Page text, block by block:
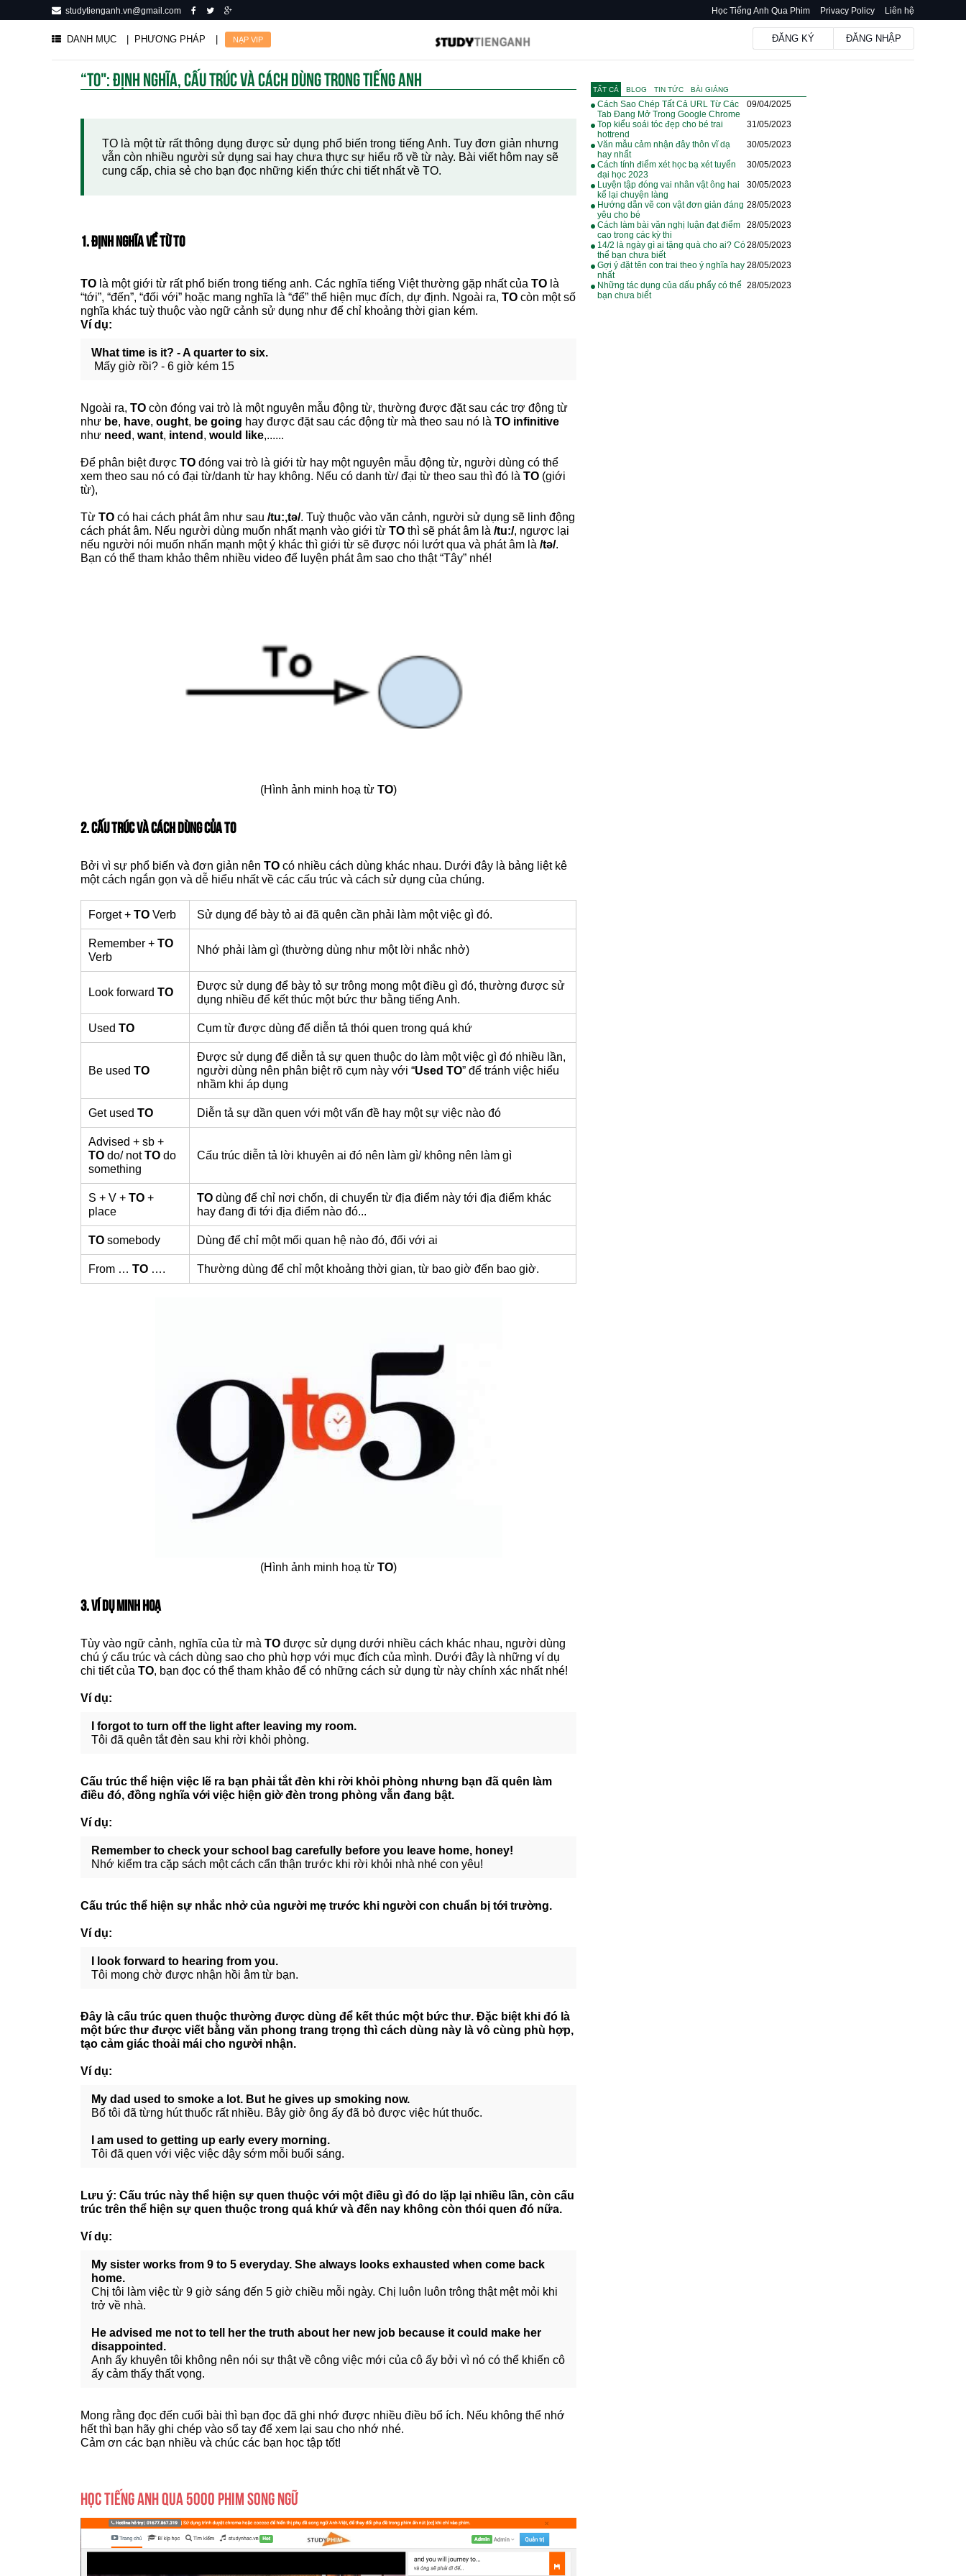
studytienganh.vn@gmail.com Học Tiếng Anh Qua Phim Privacy Policy Liên hệ
DANH MỤC | PHƯƠNG PHÁP NẠP VIP ĐĂNG KÝ ĐĂNG NHẬP
“TO": ĐỊNH NGHĨA, CẤU TRÚC VÀ CÁCH DÙNG TRONG TIẾNG ANH
TO là một từ rất thông dụng được sử dụng phổ biến trong tiếng Anh. Tuy đơn giản nhưng
vẫn còn nhiều người sử dụng sai hay chưa thực sự hiểu rõ về từ này. Bài viết hôm nay sẽ
cung cấp, chia sẻ cho bạn đọc những kiến thức chi tiết nhất về TO.
1. ĐỊNH NGHĨA VỀ TỪ TO
TO là một giới từ rất phổ biến trong tiếng anh. Các nghĩa tiếng Việt thường gặp nhất của TO là
“tới”, “đến”, “đối với” hoặc mang nghĩa là “để” thể hiện mục đích, dự định. Ngoài ra, TO còn một số
nghĩa khác tuỳ thuộc vào ngữ cảnh sử dụng như để chỉ khoảng thời gian kém.
Ví dụ:
What time is it? - A quarter to six.
Mấy giờ rồi? - 6 giờ kém 15
Ngoài ra, TO còn đóng vai trò là một nguyên mẫu động từ, thường được đặt sau các trợ động từ
như be, have, ought, be going hay được đặt sau các động từ mà theo sau nó là TO infinitive
như need , want, intend , would like,......
Để phân biệt được TO đóng vai trò là giới từ hay một nguyên mẫu động từ, người dùng có thể
xem theo sau nó có đại từ/danh từ hay không. Nếu có danh từ/ đại từ theo sau thì đó là TO (giới
từ),
Từ TO có hai cách phát âm như sau /tu:,tə/. Tuỳ thuộc vào văn cảnh, người sử dụng sẽ linh động
cách phát âm. Nếu người dùng muốn nhất mạnh vào giới từ TO thì sẽ phát âm là /tu:/, ngược lại
nếu người nói muốn nhấn mạnh một ý khác thì giới từ sẽ được nói lướt qua và phát âm là /tə/.
Bạn có thể tham khảo thêm nhiều video để luyện phát âm sao cho thật “Tây” nhé!
(Hình ảnh minh hoạ từ TO)
2. CẤU TRÚC VÀ CÁCH DÙNG CỦA TO
Bởi vì sự phổ biến và đơn giản nên TO có nhiều cách dùng khác nhau. Dưới đây là bảng liệt kê
một cách ngắn gọn và dễ hiểu nhất về các cấu trúc và cách sử dụng của chúng.
Forget + TO Verb Sử dụng để bày tỏ ai đã quên cần phải làm một việc gì đó.
Remember + TO
Verb
Nhớ phải làm gì (thường dùng như một lời nhắc nhở)
Look forward TO
Được sử dụng để bày tỏ sự trông mong một điều gì đó, thường được sử
dụng nhiều để kết thúc một bức thư bằng tiếng Anh.
Used TO Cụm từ được dùng để diễn tả thói quen trong quá khứ
Be used TO
Được sử dụng để diễn tả sự quen thuộc do làm một việc gì đó nhiều lần,
người dùng nên phân biệt rõ cụm này với “Used TO” để tránh việc hiểu
nhầm khi áp dụng
Get used TO Diễn tả sự dần quen với một vấn đề hay một sự việc nào đó
Advised + sb +
TO do/ notTO do
something
Cấu trúc diễn tả lời khuyên ai đó nên làm gì/ không nên làm gì
S + V + TO +
place
TO dùng để chỉ nơi chốn, di chuyển từ địa điểm này tới địa điểm khác
hay đang đi tới địa điểm nào đó...
TO somebody Dùng để chỉ một mối quan hệ nào đó, đối với ai
From … TO …. Thường dùng để chỉ một khoảng thời gian, từ bao giờ đến bao giờ.
(Hình ảnh minh hoạ từ TO)
3. VÍ DỤ MINH HOẠ
Tùy vào ngữ cảnh, nghĩa của từ mà TO được sử dụng dưới nhiều cách khác nhau, người dùng
chú ý cấu trúc và cách dùng sao cho phù hợp với mục đích của mình. Dưới đây là những ví dụ
chi tiết của TO, bạn đọc có thể tham khảo để có những cách sử dụng từ này chính xác nhất nhé!
Ví dụ:
I forgot to turn off the light after leaving my room.
Tôi đã quên tắt đèn sau khi rời khỏi phòng.
Cấu trúc thể hiện việc lẽ ra bạn phải tắt đèn khi rời khỏi phòng nhưng bạn đã quên làm
điều đó, đồng nghĩa với việc hiện giờ đèn trong phòng vẫn đang bật.
Ví dụ:
Remember to check your school bag carefully before you leave home, honey!
Nhớ kiểm tra cặp sách một cách cẩn thận trước khi rời khỏi nhà nhé con yêu!
Cấu trúc thể hiện sự nhắc nhở của người mẹ trước khi người con chuẩn bị tới trường.
Ví dụ:
I look forward to hearing from you.
Tôi mong chờ được nhận hồi âm từ bạn.
Đây là cấu trúc quen thuộc thường được dùng để kết thúc một bức thư. Đặc biệt khi đó là
một bức thư được viết bằng văn phong trang trọng thì cách dùng này là vô cùng phù hợp,
tạo cảm giác thoải mái cho người nhận.
Ví dụ:
My dad used to smoke a lot. But he gives up smoking now.
Bố tôi đã từng hút thuốc rất nhiều. Bây giờ ông ấy đã bỏ được việc hút thuốc.
I am used to getting up early every morning.
Tôi đã quen với việc việc dậy sớm mỗi buổi sáng.
Lưu ý: Cấu trúc này thể hiện sự quen thuộc với một điều gì đó do lặp lại nhiều lần, còn cấu
trúc trên thể hiện sự quen thuộc trong quá khứ và đến nay không còn thói quen đó nữa.
Ví dụ:
My sister works from 9 to 5 everyday. She always looks exhausted when come back
home.
Chị tôi làm việc từ 9 giờ sáng đến 5 giờ chiều mỗi ngày. Chị luôn luôn trông thật mệt mỏi khi
trở về nhà.
He advised me not to tell her the truth about her new job because it could make her
disappointed.
Anh ấy khuyên tôi không nên nói sự thật về công việc mới của cô ấy bởi vì nó có thể khiến cô
ấy cảm thấy thất vọng.
Mong rằng đọc đến cuối bài thì bạn đọc đã ghi nhớ được nhiều điều bổ ích. Nếu không thể nhớ
hết thì bạn hãy ghi chép vào sổ tay để xem lại sau cho nhớ nhé.
Cảm ơn các bạn nhiều và chúc các bạn học tập tốt!
HỌC TIẾNG ANH QUA 5000 PHIM SONG NGỮ
TẤT CẢ BLOG TIN TỨC BÀI GIẢNG
Cách Sao Chép Tất Cả URL Từ Các
Tab Đang Mở Trong Google Chrome
09/04/2025
Top kiểu soái tóc đẹp cho bé trai
hottrend
31/05/2023
Văn mẫu cảm nhận đây thôn vĩ dạ
hay nhất
30/05/2023
Cách tính điểm xét học bạ xét tuyển
đại học 2023
30/05/2023
Luyện tập đóng vai nhân vật ông hai
kể lại chuyện làng
30/05/2023
Hướng dẫn vẽ con vật đơn giản đáng
yêu cho bé
28/05/2023
Cách làm bài văn nghị luận đạt điểm
cao trong các kỳ thi
28/05/2023
14/2 là ngày gì ai tặng quà cho ai? Có
thể bạn chưa biết
28/05/2023
Gợi ý đặt tên con trai theo ý nghĩa hay
nhất
28/05/2023
Những tác dụng của dấu phẩy có thể
bạn chưa biết
28/05/2023